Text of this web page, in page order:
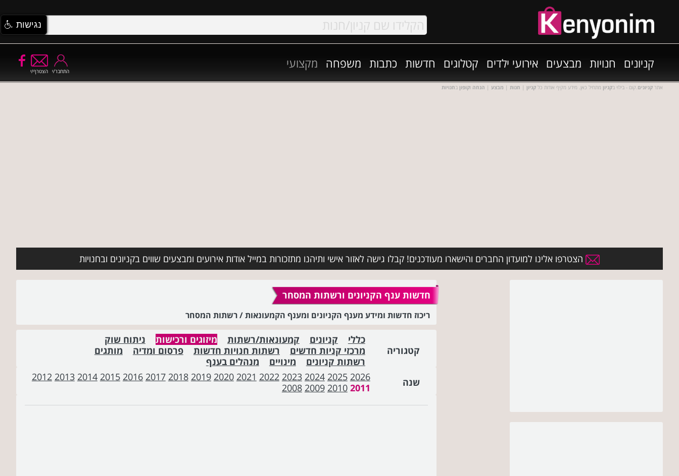
קניונים חנויות מבצעים אירועי ילדים קטלוגים חדשות כתבות משפחה מקצועי
הצטרף/י התחבר/י
אתר קניונים.קום - בילוי בקניון מתחיל כאן. מידע מקיף אודות כל קניון | חנות | מבצע | הנחה וקופון בחנויות
הצטרפו אלינו למועדון החברים והישארו מעודכנים! קבלו גישה לאזור אישי ותיהנו מתזכורות במייל אודות אירועים ומבצעים שווים בקניונים ובחנויות
חדשות ענף הקניונים ורשתות המסחר
ריכוז חדשות ומידע מענף הקניונים ומענף הקמעונאות / רשתות המסחר
קטגוריה
כללי קניונים קמעונאות/רשתות מיזוגים ורכישות
ניתוח שוק
מרכזי קניות חדשים
רשתות חנויות חדשות פרסום ומדיה
מותגים
רשתות קניונים
מינויים
מנהלים בענף
שנה
2026
2025
2024
2023
2022
2021
2020
2019
2018
2017
2016
2015
2014
2013
2012
2011
2010
2009
2008
נגישות